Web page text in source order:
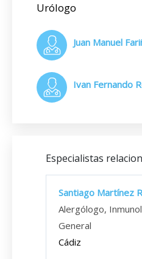
Urólogo
Juan Manuel
Ivan Fernando
Especialistas
Santiago Martínez
Alergólogo,
General
Cádiz